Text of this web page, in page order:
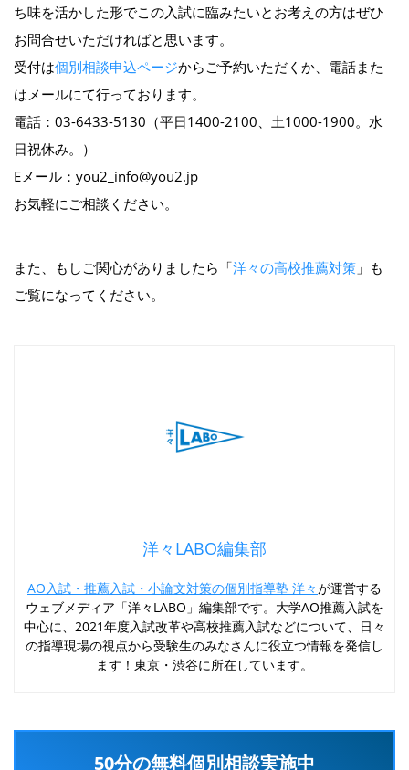
ち味を活かした形でこの入試に臨みたいとお考えの方はぜひ
お問合せいただければと思います。
受付は個別相談申込ページからご予約いただくか、電話また
はメールにて行っております。
電話：03-6433-5130（平日1400-2100、土1000-1900。水
日祝休み。）
Eメール：you2_info@you2.jp
お気軽にご相談ください。
また、もしご関心がありましたら「洋々の高校推薦対策 」も
ご覧になってください。
洋々LABO編集部
AO入試・推薦入試・小論文対策の個別指導塾 洋々が運営する
ウェブメディア「洋々LABO」編集部です。大学AO推薦入試を
中心に、2021年度入試改革や高校推薦入試などについて、日々
の指導現場の視点から受験生のみなさんに役立つ情報を発信し
ます！東京・渋谷に所在しています。
50分の無料個別相談実施中